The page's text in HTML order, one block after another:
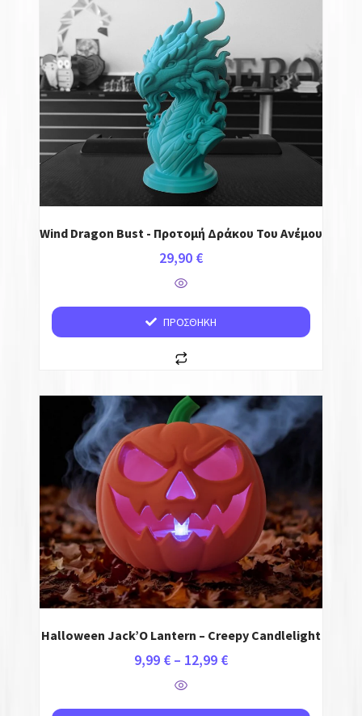
Wind Dragon Bust - Προτομή Δράκου Του Ανέμου
29,90 €
ΠΡΟΣΘΉΚΗ
Halloween Jack’O Lantern – Creepy Candlelight
9,99 € – 12,99 €